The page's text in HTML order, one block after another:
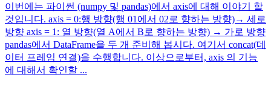
이번에는 파이썬 (numpy 및 pandas)에서 axis에 대해 이야기 할
것입니다. axis = 0:행 방향(행 01에서 02로 향하는 방향)→ 세로
방향 axis = 1: 열 방향(열 A에서 B로 향하는 방향) → 가로 방향
pandas에서 DataFrame을 두 개 준비해 봅시다. 여기서 concat(데
이터 프레임 연결)을 수행합니다. 이상으로부터, axis 의 기능
에 대해서 확인할 ...